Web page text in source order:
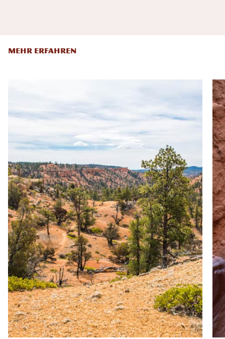
MEHR ERFAHREN